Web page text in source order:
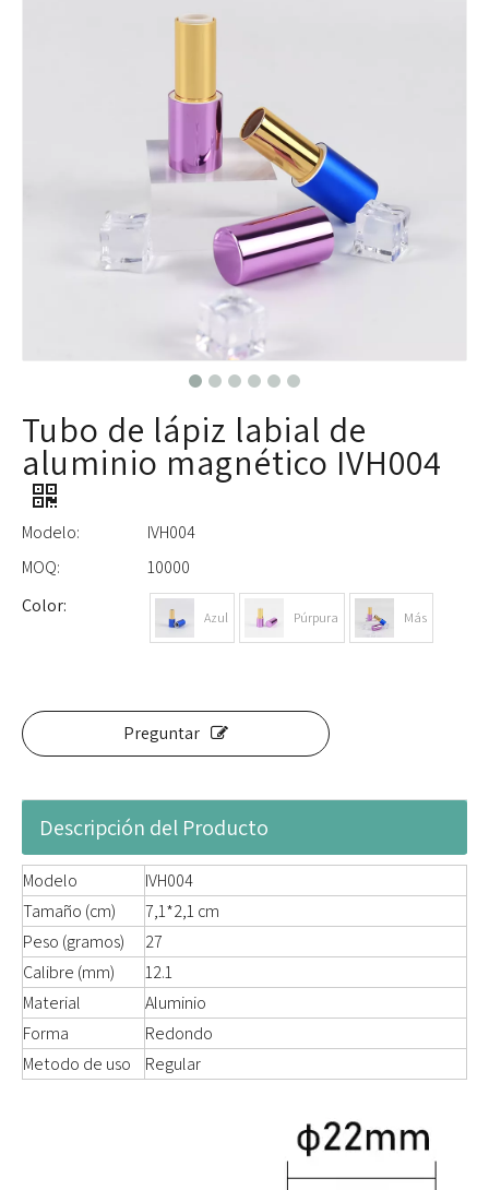
Tubo de lápiz labial de
aluminio magnético IVH004
Modelo:
IVH004
MOQ:
10000
Color:
Azul Púrpura Más
Preguntar
Descripción del Producto
Modelo
IVH004
Tamaño (cm)
7,1*2,1 cm
Peso (gramos)
27
Calibre (mm)
12.1
Material
Aluminio
Forma
Redondo
Metodo de uso
Regular